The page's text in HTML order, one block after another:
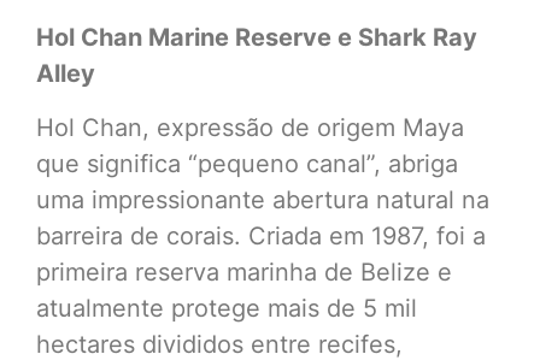
Hol Chan Marine Reserve e Shark Ray
Alley
Hol Chan, expressão de origem Maya
que significa “pequeno canal”, abriga
uma impressionante abertura natural na
barreira de corais. Criada em 1987, foi a
primeira reserva marinha de Belize e
atualmente protege mais de 5 mil
hectares divididos entre recifes,